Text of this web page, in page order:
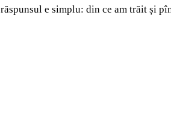
e simplu: din ce am trăit și